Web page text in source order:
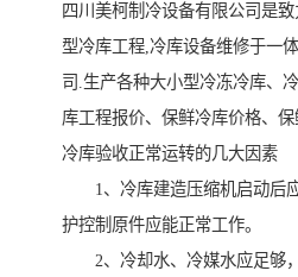
四川美柯制冷设备有限公司是
型冷库工程,冷库设备维修于一
司.生产各种大小型冷冻冷库、
库工程报价、保鲜冷库价格、
冷库验收正常运转的几大因素
1、冷库建造压缩机启动后
护控制原件应能正常工作。
2、冷却水、冷媒水应足够，